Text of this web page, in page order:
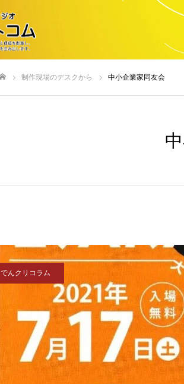
制作現場のデスクから 中小企業家同友会
でんクリコラム